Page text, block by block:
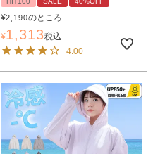
¥2,190のところ
¥1,313税込
4.00